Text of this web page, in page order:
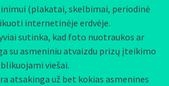
(plakatai, skelbimai, periodinė
internetinėje erdvėje.
sutinka, kad foto nuotraukos ar
su asmeniniu atvaizdu prizų įteikimo
viešai.
atsakinga už bet kokias asmenines